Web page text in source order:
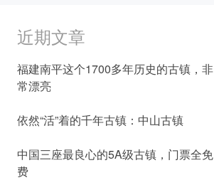
近期文章
福建南平这个1700多年历史的古镇，非
常漂亮
依然“活”着的千年古镇：中山古镇
中国三座最良心的5A级古镇，门票全免
费